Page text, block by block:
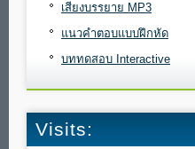
เสียงบรรยาย MP3
แนวคำตอบแบบฝึกหัด
บททดสอบ Interactive
Visits: